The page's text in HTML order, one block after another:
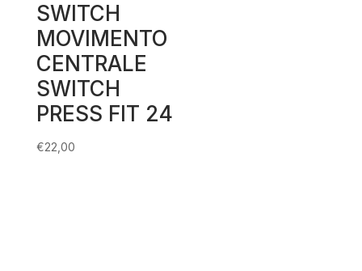
SWITCH
MOVIMENTO
CENTRALE
SWITCH
PRESS FIT 24
€22,00